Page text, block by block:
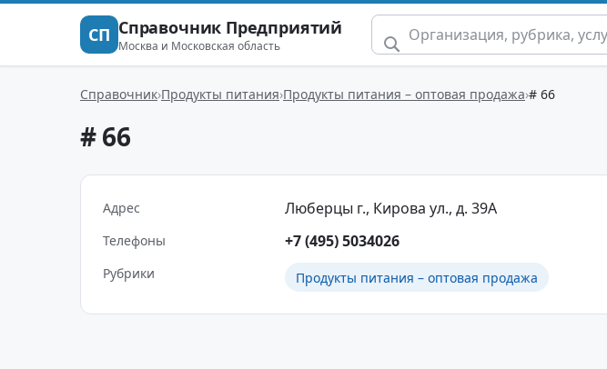
СП Справочник Предприятий
Москва и Московская область
Справочник Продукты питания Продукты питания – оптовая продажа # 66
# 66
Адрес Люберцы г., Кирова ул., д. 39А
Телефоны +7 (495) 5034026
Рубрики Продукты питания – оптовая продажа